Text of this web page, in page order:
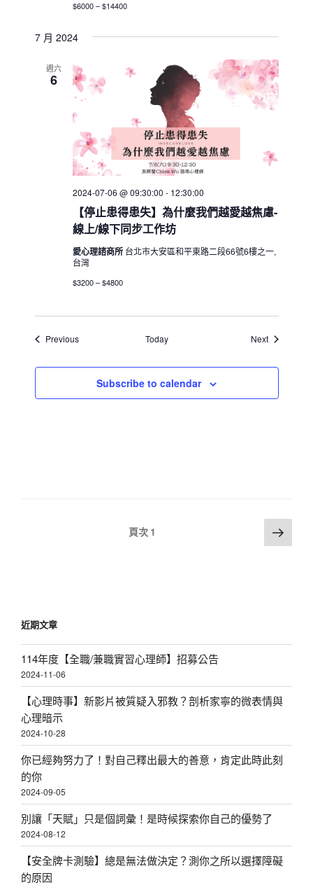
$6000 – $14400
7 月 2024
週六
6
【停止患得患失】為什麼我們越愛越焦慮-
線上/線下同步工作坊
2024-07-06 @ 09:30:00 - 12:30:00
愛心理諮商所 台北市大安區和平東路二段66號6樓之一,
台灣
$3200 – $4800
PreviousEvents Today NextEvents
Subscribe to calendar
頁次 1 下
一
近期文章
114年度【全職/兼職實習心理師】招募公告
2024-11-06
【心理時事】新影片被質疑入邪教？剖析家寧的微表情與
心理暗示
2024-10-28
你已經夠努力了！對自己釋出最大的善意，肯定此時此刻
的你
2024-09-05
別讓「天賦」只是個詞彙！是時候探索你自己的優勢了
2024-08-12
【安全牌卡測驗】總是無法做決定？測你之所以選擇障礙
的原因